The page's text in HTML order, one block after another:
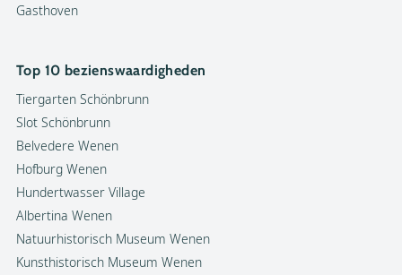
Gasthoven
Top 10 bezienswaardigheden
Tiergarten Schönbrunn
Slot Schönbrunn
Belvedere Wenen
Hofburg Wenen
Hundertwasser Village
Albertina Wenen
Natuurhistorisch Museum Wenen
Kunsthistorisch Museum Wenen